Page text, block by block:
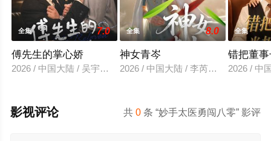
全集 7.0
傅先生的掌心娇
2026 / 中国大陆 / 吴宇航＆郑千亦
全集 8.0
神女青岑
2026 / 中国大陆 / 李芮峤＆张媛媛
全集
错把董
2026 / 中
共0 条 “妙手太医勇闯八零” 影评
影视评论